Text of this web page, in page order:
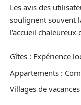
Les avis des
soulignent souvent
l’accueil chaleureux
Gîtes : Expérience
Appartements :
Villages de